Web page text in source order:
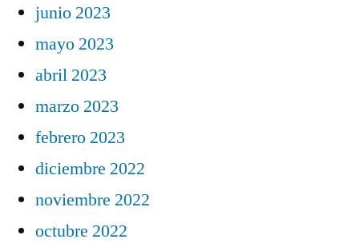
junio 2023
mayo 2023
abril 2023
marzo 2023
febrero 2023
diciembre 2022
noviembre 2022
octubre 2022